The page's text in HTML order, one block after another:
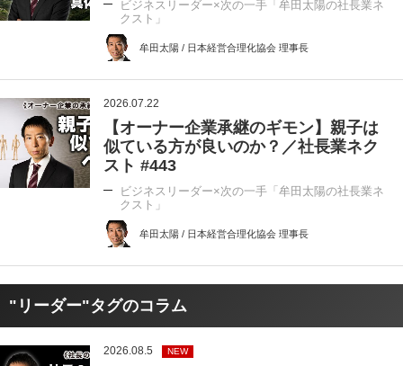
ビジネスリーダー×次の一手「牟田太陽の社長業ネ
クスト」
牟田太陽 / 日本経営合理化協会 理事長
2026.07.22
【オーナー企業承継のギモン】親子は
似ている方が良いのか？／社長業ネク
スト #443
ビジネスリーダー×次の一手「牟田太陽の社長業ネ
クスト」
牟田太陽 / 日本経営合理化協会 理事長
"リーダー"タグのコラム
2026.08.5 NEW